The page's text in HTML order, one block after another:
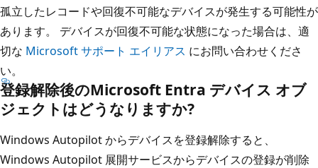
孤立したレコードや回復不可能なデバイスが発生する可能性が
あります。 デバイスが回復不可能な状態になった場合は、適
切な Microsoft サポート エイリアス にお問い合わせくださ
い。
登録解除後のMicrosoft Entra デバイス オブ
ジェクトはどうなりますか?
Windows Autopilot からデバイスを登録解除すると、
Windows Autopilot 展開サービスからデバイスの登録が削除